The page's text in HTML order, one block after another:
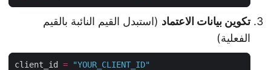
تكوين بيانات الاعتماد(استبدل القيم النائبة بالقيم
الفعلية)
client_id
"YOUR_CLIENT_ID"